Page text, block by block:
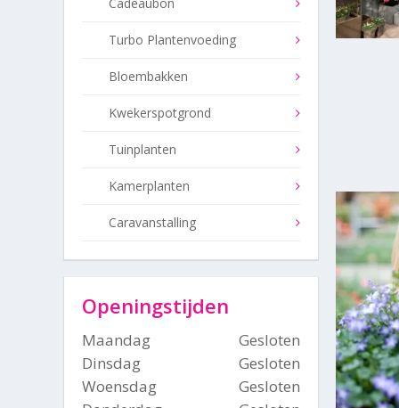
Turbo Plantenvoeding
Bloembakken
Kwekerspotgrond
Tuinplanten
Kamerplanten
Caravanstalling
Openingstijden
Maandag
Gesloten
Dinsdag
Gesloten
Woensdag
Gesloten